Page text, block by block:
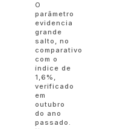
O
parâmetro
evidencia
grande
salto, no
comparativo
com o
índice de
1,6%,
verificado
em
outubro
do ano
passado.